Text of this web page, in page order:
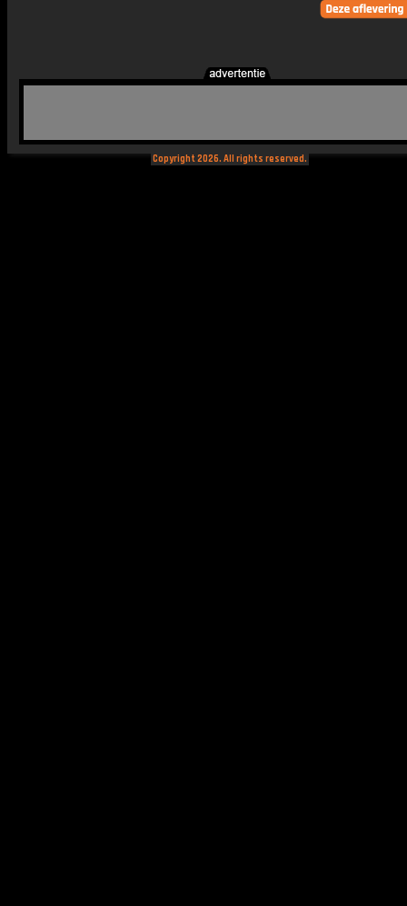
Copyright 2026. All rights reserved.